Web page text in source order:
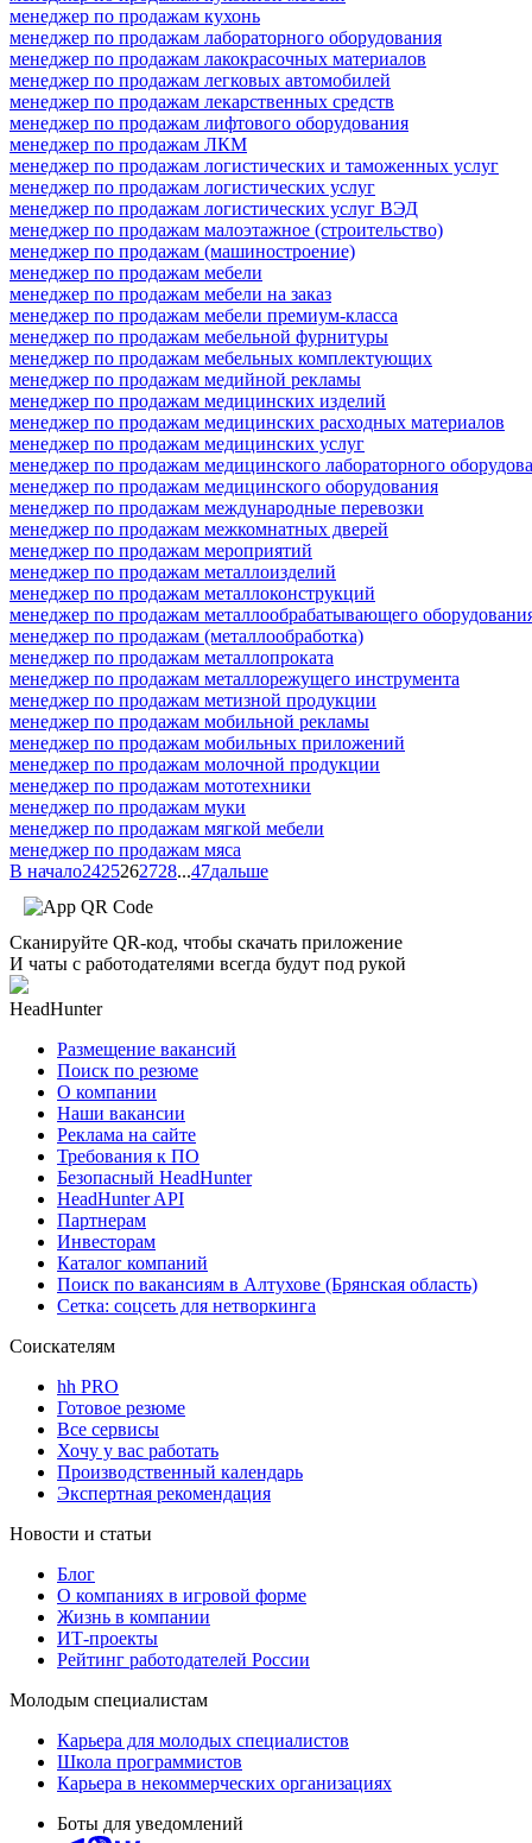
менеджер по продажам кухонь
менеджер по продажам лабораторного оборудования
менеджер по продажам лакокрасочных материалов
менеджер по продажам легковых автомобилей
менеджер по продажам лекарственных средств
менеджер по продажам лифтового оборудования
менеджер по продажам ЛКМ
менеджер по продажам логистических и таможенных услуг
менеджер по продажам логистических услуг
менеджер по продажам логистических услуг ВЭД
менеджер по продажам малоэтажное (строительство)
менеджер по продажам (машиностроение)
менеджер по продажам мебели
менеджер по продажам мебели на заказ
менеджер по продажам мебели премиум-класса
менеджер по продажам мебельной фурнитуры
менеджер по продажам мебельных комплектующих
менеджер по продажам медийной рекламы
менеджер по продажам медицинских изделий
менеджер по продажам медицинских расходных материалов
менеджер по продажам медицинских услуг
менеджер по продажам медицинского лабораторного
менеджер по продажам медицинского оборудования
менеджер по продажам международные перевозки
менеджер по продажам межкомнатных дверей
менеджер по продажам мероприятий
менеджер по продажам металлоизделий
менеджер по продажам металлоконструкций
менеджер по продажам металлообрабатывающего
менеджер по продажам (металлообработка)
менеджер по продажам металлопроката
менеджер по продажам металлорежущего инструмента
менеджер по продажам метизной продукции
менеджер по продажам мобильной рекламы
менеджер по продажам мобильных приложений
менеджер по продажам молочной продукции
менеджер по продажам мототехники
менеджер по продажам муки
менеджер по продажам мягкой мебели
менеджер по продажам мяса
В начало2425262728...47дальше
Сканируйте QR-код, чтобы скачать приложение
И чаты с работодателями всегда будут под рукой
HeadHunter
Размещение вакансий
Поиск по резюме
О компании
Наши вакансии
Реклама на сайте
Требования к ПО
Безопасный HeadHunter
HeadHunter API
Партнерам
Инвесторам
Каталог компаний
Поиск по вакансиям в Алтухове (Брянская область)
Сетка: соцсеть для нетворкинга
Соискателям
hh PRO
Готовое резюме
Все сервисы
Хочу у вас работать
Производственный календарь
Экспертная рекомендация
Новости и статьи
Блог
О компаниях в игровой форме
Жизнь в компании
ИТ-проекты
Рейтинг работодателей России
Молодым специалистам
Карьера для молодых специалистов
Школа программистов
Карьера в некоммерческих организациях
Боты для уведомлений